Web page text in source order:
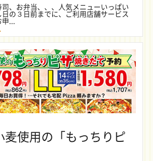
、お弁当、、、人気メニューいっぱい
の３日前までに、ご利用店舗サービス
申...
麦使用の「もっちりピ